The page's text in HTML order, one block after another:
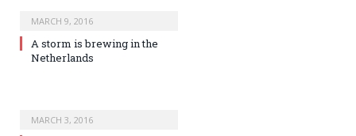
MARCH 9, 2016
A storm is brewing in the
Netherlands
MARCH 3, 2016